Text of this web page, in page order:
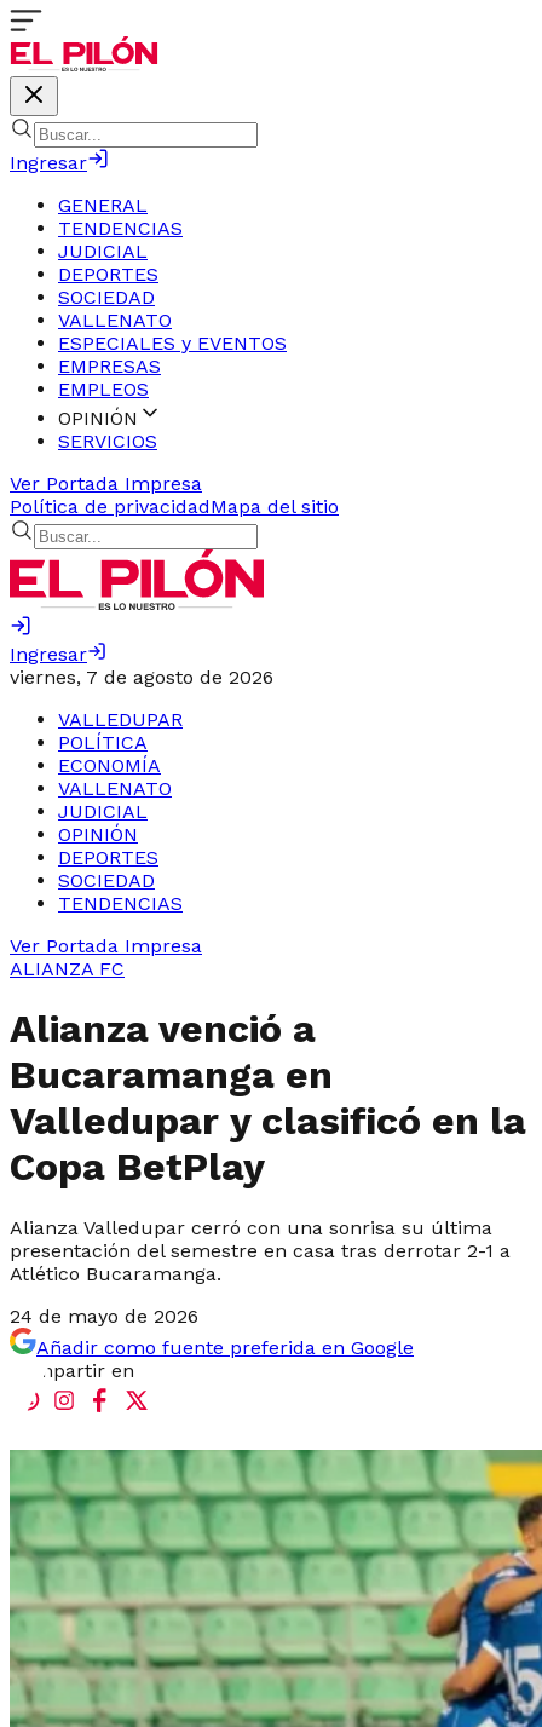
Ingresar
GENERAL
TENDENCIAS
JUDICIAL
DEPORTES
SOCIEDAD
VALLENATO
ESPECIALES y EVENTOS
EMPRESAS
EMPLEOS
OPINIÓN
SERVICIOS
Ver Portada Impresa
Política de privacidadMapa del sitio
Ingresar
viernes, 7 de agosto de 2026
VALLEDUPAR
POLÍTICA
ECONOMÍA
VALLENATO
JUDICIAL
OPINIÓN
DEPORTES
SOCIEDAD
TENDENCIAS
Ver Portada Impresa
ALIANZA FC
Alianza venció a
Bucaramanga en
Valledupar y clasificó en la
Copa BetPlay
Alianza Valledupar cerró con una sonrisa su última
presentación del semestre en casa tras derrotar 2-1 a
Atlético Bucaramanga.
24 de mayo de 2026
Añadir como fuente preferida en Google
Compartir en